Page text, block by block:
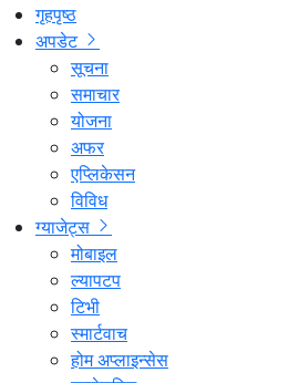
गृहपृष्ठ
अपडेट
सूचना
समाचार
योजना
अफर
एप्लिकेसन
विविध
ग्याजेट्स
मोबाइल
ल्यापटप
टिभी
स्मार्टवाच
होम अप्लाइन्सेस